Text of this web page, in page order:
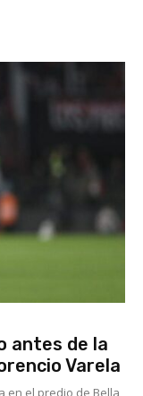
antes de la
Varela
en el predio de Bella